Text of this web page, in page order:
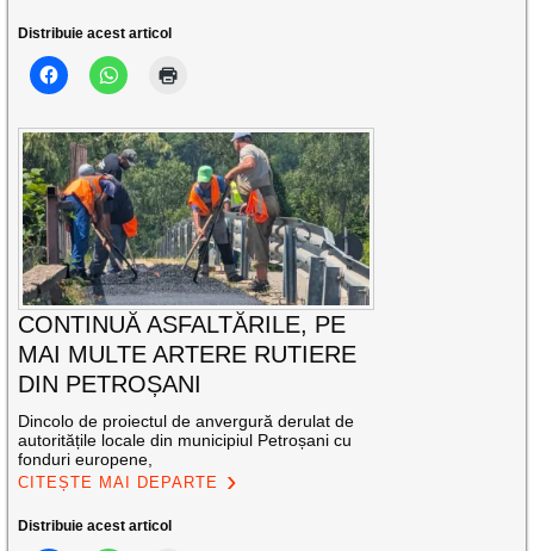
Distribuie acest articol
CONTINUĂ ASFALTĂRILE, PE
MAI MULTE ARTERE RUTIERE
DIN PETROȘANI
Dincolo de proiectul de anvergură derulat de
autoritățile locale din municipiul Petroșani cu
fonduri europene,
CITEȘTE MAI DEPARTE
Distribuie acest articol